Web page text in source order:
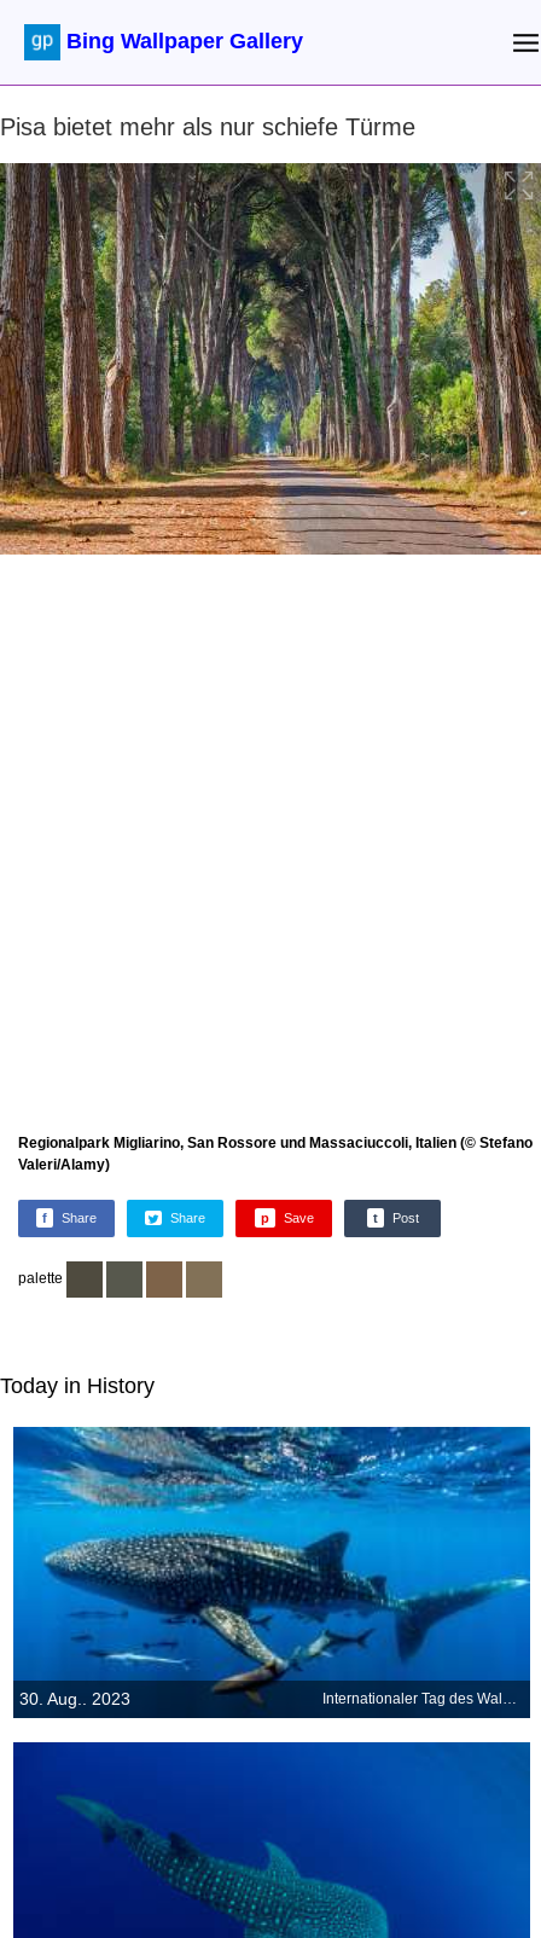
Bing Wallpaper Gallery
Pisa bietet mehr als nur schiefe Türme
Regionalpark Migliarino, San Rossore und Massaciuccoli, Italien (© Stefano
Valeri/Alamy)
f Share Share p Save t Post
palette
Today in History
30. Aug.. 2023 Internationaler Tag des Walhais